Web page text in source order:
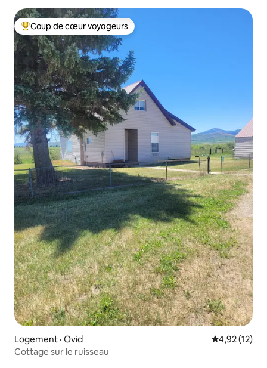
Coup de cœur voyageurs parmi les plus aimés
Coup de cœur voyageurs
Logement · Ovid Note
4,92 (12)
Cottage sur le ruisseau